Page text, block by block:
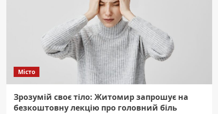
Місто
Зрозумій своє тіло: Житомир запрошує на
безкоштовну лекцію про головний біль